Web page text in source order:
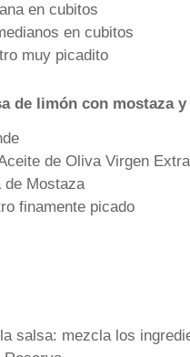
en cubitos
en cubitos
muy picadito
de limón con mostaza
de Oliva Virgen Extra
de Mostaza
finamente picado
salsa: mezcla los